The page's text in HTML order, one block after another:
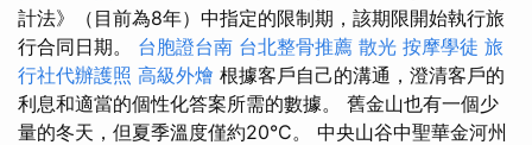
計法》（目前為8年）中指定的限制期，該期限開始執行旅
行合同日期。 台胞證台南 台北整骨推薦 散光 按摩學徒 旅
行社代辦護照 高級外燴 根據客戶自己的溝通，澄清客戶的
利息和適當的個性化答案所需的數據。 舊金山也有一個少
量的冬天，但夏季溫度僅約20°C。 中央山谷中聖華金河州